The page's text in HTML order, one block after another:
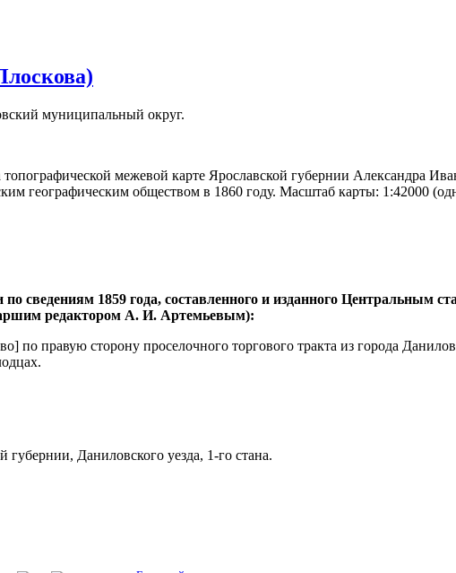
муниципальный округ.
межевой карте Ярославской губернии Александра
географическим обществом в 1860 году. Масштаб карты: 1:42000
сведениям 1859 года, составленного и изданного Центральным
редактором А. И. Артемьевым):
по правую сторону проселочного торгового тракта из города
Даниловского уезда, 1-го стана.